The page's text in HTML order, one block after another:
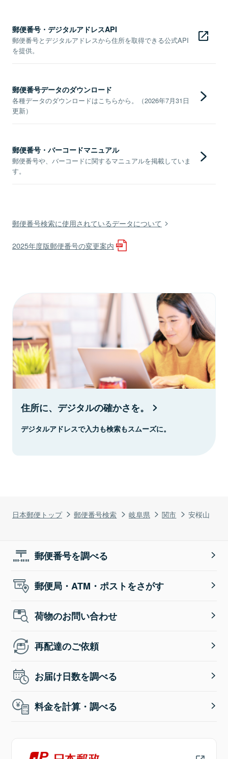
日本郵便トップ 郵便番号検索 岐阜県 関市 安桜山
郵便番号・デジタルアドレスAPI
郵便番号とデジタルアドレスから住所を取得できる公式API
を提供。
郵便番号データのダウンロード
各種データのダウンロードはこちらから。（2026年7月31日
更新）
郵便番号・バーコードマニュアル
郵便番号や、バーコードに関するマニュアルを掲載していま
す。
郵便番号検索に使用されているデータについて
2025年度版郵便番号の変更案内
住所に、デジタルの確かさを。
デジタルアドレスで入力も検索もスムーズに。
郵便番号を調べる
郵便局・ATM・ポストをさがす
荷物のお問い合わせ
再配達のご依頼
お届け日数を調べる
料金を計算・調べる